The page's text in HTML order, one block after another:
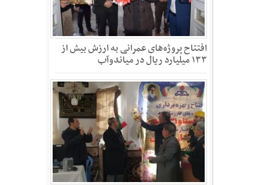
افتتاح پروژه‌های عمرانی به ارزش بیش از
۱۳۳ میلیارد ریال در میاندوآب